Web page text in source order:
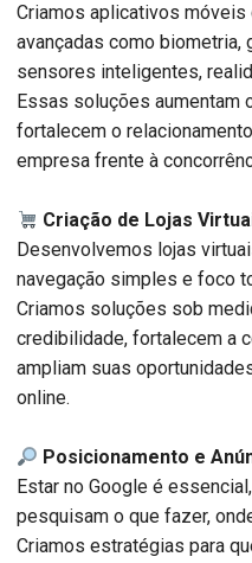
Criamos aplicativos
avançadas como biometria,
sensores inteligentes,
Essas soluções aumentam
fortalecem o
empresa frente à
Criação de Lojas
Desenvolvemos lojas
navegação simples e foco
Criamos soluções sob
credibilidade, fortalecem a
ampliam suas
online.
Posicionamento e
Estar no Google é
pesquisam o que fazer,
Criamos estratégias para